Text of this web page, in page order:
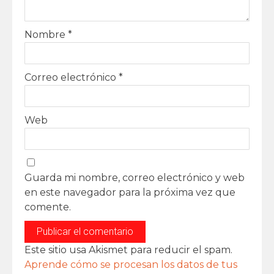
Nombre *
Correo electrónico *
Web
Guarda mi nombre, correo electrónico y web
en este navegador para la próxima vez que
comente.
Este sitio usa Akismet para reducir el spam.
Aprende cómo se procesan los datos de tus